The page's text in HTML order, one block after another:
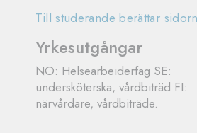
Till studerande berättar
Yrkesutgångar
NO: Helsearbeiderfag SE:
undersköterska, vårdbiträd FI:
närvårdare, vårdbiträde.